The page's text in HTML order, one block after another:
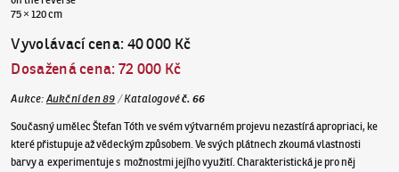
75 × 120 cm
Vyvolávací cena:40 000 Kč
Dosažená cena:72 000 Kč
Aukce: Aukční den 89 /Katalogovéč.66
Současný umělec Štefan Tóth ve svém výtvarném projevu nezastírá apropriaci, ke
které přistupuje až vědeckým způsobem. Ve svých plátnech zkoumá vlastnosti
barvy a experimentuje s možnostmi jejího využití. Charakteristická je pro něj